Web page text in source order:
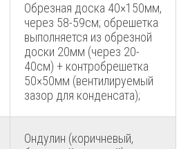
Обрезная доска 40×150мм,
через 58-59см; обрешетка
выполняется из обрезной
доски 20мм (через 20-
40см) + контробрешетка
50×50мм (вентилируемый
зазор для конденсата);
Ондулин (коричневый,